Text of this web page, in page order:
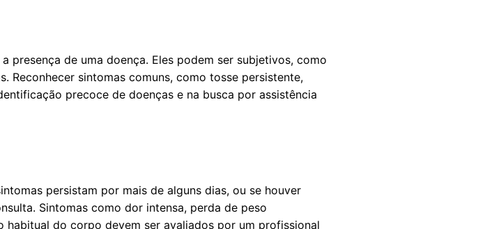
presença de uma doença. Eles podem ser subjetivos, como
Reconhecer sintomas comuns, como tosse persistente,
precoce de doenças e na busca por assistência
persistam por mais de alguns dias, ou se houver
Sintomas como dor intensa, perda de peso
do corpo devem ser avaliados por um profissional